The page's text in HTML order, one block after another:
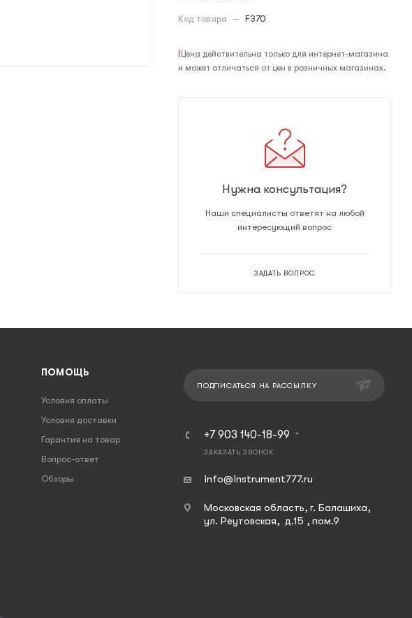
Код товара — F370
! Цена действительна только для интернет-магазина
и может отличаться от цен в розничных магазинах.
Нужна консультация?
Наши специалисты ответят на любой
интересующий вопрос
ЗАДАТЬ ВОПРОС
ПОМОЩЬ
Условия оплаты
Условия доставки
Гарантия на товар
Вопрос-ответ
Обзоры
ПОДПИСАТЬСЯ НА РАССЫЛКУ
+7 903 140-18-99
ЗАКАЗАТЬ ЗВОНОК
info@instrument777.ru
Московская область, г. Балашиха,
ул. Реутовская, д.15 , пом.9